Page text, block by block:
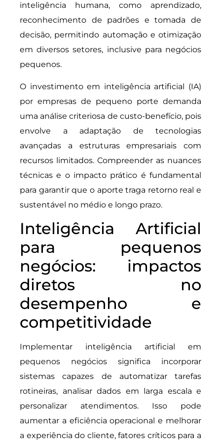
inteligência humana, como aprendizado,
reconhecimento de padrões e tomada de
decisão, permitindo automação e otimização
em diversos setores, inclusive para negócios
pequenos.
O investimento em inteligência artificial (IA)
por empresas de pequeno porte demanda
uma análise criteriosa de custo-benefício, pois
envolve a adaptação de tecnologias
avançadas a estruturas empresariais com
recursos limitados. Compreender as nuances
técnicas e o impacto prático é fundamental
para garantir que o aporte traga retorno real e
sustentável no médio e longo prazo.
Inteligência Artificial
para pequenos
negócios: impactos
diretos no
desempenho e
competitividade
Implementar inteligência artificial em
pequenos negócios significa incorporar
sistemas capazes de automatizar tarefas
rotineiras, analisar dados em larga escala e
personalizar atendimentos. Isso pode
aumentar a eficiência operacional e melhorar
a experiência do cliente, fatores críticos para a